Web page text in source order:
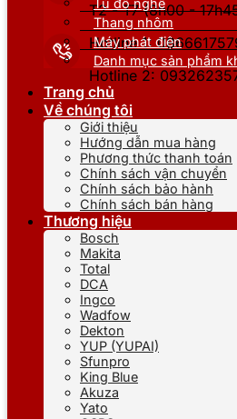
T2 - T7 (8h00 -
Hotline 1:
Hotline 2:
Thang nhôm
Máy phát điện
Danh mục sản phẩm
Trang chủ
Về chúng tôi
Giới thiệu
Hướng dẫn mua hàng
Phương thức thanh toán
Chính sách vận chuyển
Chính sách bảo hành
Chính sách bán hàng
Thương hiệu
Bosch
Makita
Total
DCA
Ingco
Wadfow
Dekton
YUP (YUPAI)
Sfunpro
King Blue
Akuza
Yato